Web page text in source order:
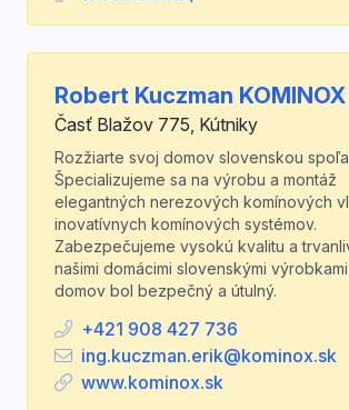
Robert Kuczman KOMINOX
Časť Blažov 775, Kútniky
Rozžiarte svoj domov slovenskou
Špecializujeme sa na výrobu a montáž
elegantných nerezových komínových
inovatívnych komínových systémov.
Zabezpečujeme vysokú kvalitu a
našimi domácimi slovenskými
domov bol bezpečný a útulný.
+421 908 427 736
ing.kuczman.erik@kominox.sk
www.kominox.sk